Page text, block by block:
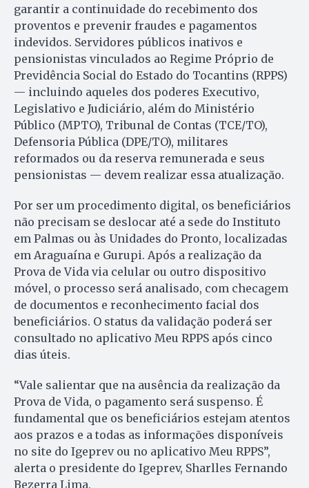
garantir a continuidade do recebimento dos
proventos e prevenir fraudes e pagamentos
indevidos. Servidores públicos inativos e
pensionistas vinculados ao Regime Próprio de
Previdência Social do Estado do Tocantins (RPPS)
— incluindo aqueles dos poderes Executivo,
Legislativo e Judiciário, além do Ministério
Público (MPTO), Tribunal de Contas (TCE/TO),
Defensoria Pública (DPE/TO), militares
reformados ou da reserva remunerada e seus
pensionistas — devem realizar essa atualização.
Por ser um procedimento digital, os beneficiários
não precisam se deslocar até a sede do Instituto
em Palmas ou às Unidades do Pronto, localizadas
em Araguaína e Gurupi. Após a realização da
Prova de Vida via celular ou outro dispositivo
móvel, o processo será analisado, com checagem
de documentos e reconhecimento facial dos
beneficiários. O status da validação poderá ser
consultado no aplicativo Meu RPPS após cinco
dias úteis.
“Vale salientar que na ausência da realização da
Prova de Vida, o pagamento será suspenso. É
fundamental que os beneficiários estejam atentos
aos prazos e a todas as informações disponíveis
no site do Igeprev ou no aplicativo Meu RPPS”,
alerta o presidente do Igeprev, Sharlles Fernando
Bezerra Lima.